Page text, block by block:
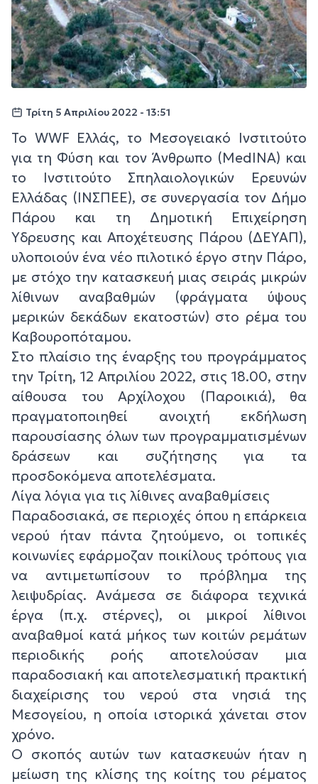
Τρίτη 5 Απριλίου 2022 - 13:51
Το WWF Ελλάς, το Μεσογειακό Ινστιτούτο
για τη Φύση και τον Άνθρωπο (MedINA) και
το Ινστιτούτο Σπηλαιολογικών Ερευνών
Ελλάδας (ΙΝΣΠΕΕ), σε συνεργασία τον Δήμο
Πάρου και τη Δημοτική Επιχείρηση
Ύδρευσης και Αποχέτευσης Πάρου (ΔΕΥΑΠ),
υλοποιούν ένα νέο πιλοτικό έργο στην Πάρο,
με στόχο την κατασκευή μιας σειράς μικρών
λίθινων αναβαθμών (φράγματα ύψους
μερικών δεκάδων εκατοστών) στο ρέμα του
Καβουροπόταμου.
Στο πλαίσιο της έναρξης του προγράμματος
την Τρίτη, 12 Απριλίου 2022, στις 18.00, στην
αίθουσα του Αρχίλοχου (Παροικιά), θα
πραγματοποιηθεί ανοιχτή εκδήλωση
παρουσίασης όλων των προγραμματισμένων
δράσεων και συζήτησης για τα
προσδοκόμενα αποτελέσματα.
Λίγα λόγια για τις λίθινες αναβαθμίσεις
Παραδοσιακά, σε περιοχές όπου η επάρκεια
νερού ήταν πάντα ζητούμενο, οι τοπικές
κοινωνίες εφάρμοζαν ποικίλους τρόπους για
να αντιμετωπίσουν το πρόβλημα της
λειψυδρίας. Ανάμεσα σε διάφορα τεχνικά
έργα (π.χ. στέρνες), οι μικροί λίθινοι
αναβαθμοί κατά μήκος των κοιτών ρεμάτων
περιοδικής ροής αποτελούσαν μια
παραδοσιακή και αποτελεσματική πρακτική
διαχείρισης του νερού στα νησιά της
Μεσογείου, η οποία ιστορικά χάνεται στον
χρόνο.
Ο σκοπός αυτών των κατασκευών ήταν η
μείωση της κλίσης της κοίτης του ρέματος